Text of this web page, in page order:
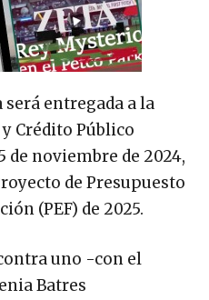
entregada a la
Crédito Público
de noviembre de 2024,
de Presupuesto
(PEF) de 2025.
uno -con el
Batres